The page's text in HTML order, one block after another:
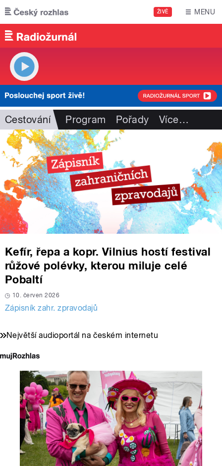
Přejít k hlavnímu obsahu
ŽIVĚ MENU
Cestování Program Pořady Více…
Kefír, řepa a kopr. Vilnius hostí festival
růžové polévky, kterou miluje celé
Pobaltí
10. červen 2026
Zápisník zahr. zpravodajů
Největší audioportál na českém internetu